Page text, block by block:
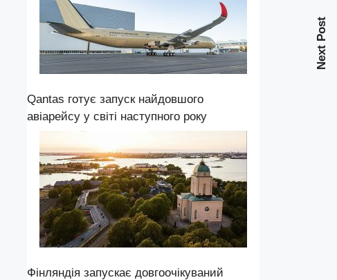
Next Post
Qantas готує запуск найдовшого
авіарейсу у світі наступного року
Фінляндія запускає довгоочікуваний